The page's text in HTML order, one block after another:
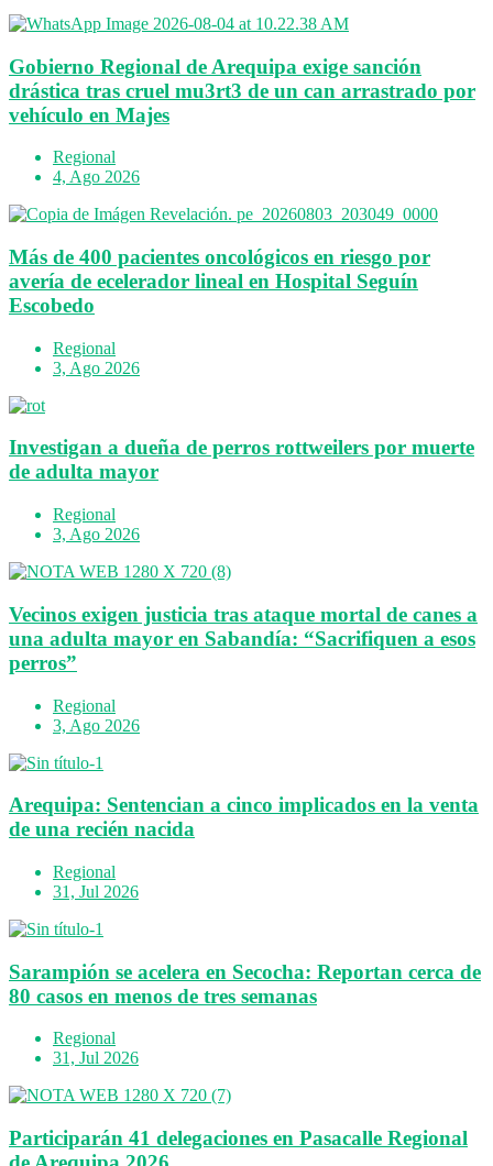
Gobierno Regional de Arequipa exige sanción
drástica tras cruel mu3rt3 de un can arrastrado por
vehículo en Majes
Regional
4, Ago 2026
Más de 400 pacientes oncológicos en riesgo por
avería de ecelerador lineal en Hospital Seguín
Escobedo
Regional
3, Ago 2026
Investigan a dueña de perros rottweilers por muerte
de adulta mayor
Regional
3, Ago 2026
Vecinos exigen justicia tras ataque mortal de canes a
una adulta mayor en Sabandía: “Sacrifiquen a esos
perros”
Regional
3, Ago 2026
Arequipa: Sentencian a cinco implicados en la venta
de una recién nacida
Regional
31, Jul 2026
Sarampión se acelera en Secocha: Reportan cerca de
80 casos en menos de tres semanas
Regional
31, Jul 2026
Participarán 41 delegaciones en Pasacalle Regional